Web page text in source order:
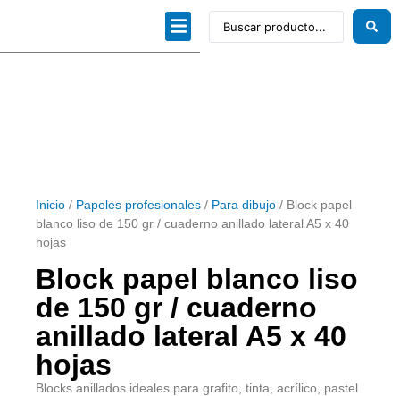
Inicio / Papeles profesionales / Para dibujo / Block papel
blanco liso de 150 gr / cuaderno anillado lateral A5 x 40
hojas
Block papel blanco liso
de 150 gr / cuaderno
anillado lateral A5 x 40
hojas
Blocks anillados ideales para grafito, tinta, acrílico, pastel